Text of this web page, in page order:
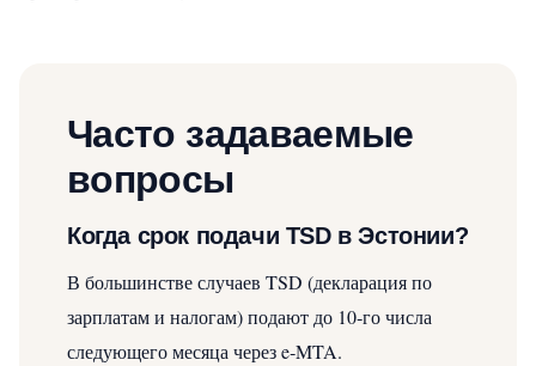
Часто задаваемые
вопросы
Когда срок подачи TSD в Эстонии?
В большинстве случаев TSD (декларация по
зарплатам и налогам) подают до 10‑го числа
следующего месяца через e‑MTA.